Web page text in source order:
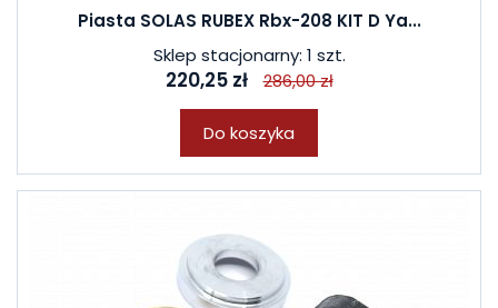
Piasta SOLAS RUBEX Rbx-208 KIT D Ya...
Sklep stacjonarny: 1 szt.
220,25 zł 286,00 zł
Do koszyka